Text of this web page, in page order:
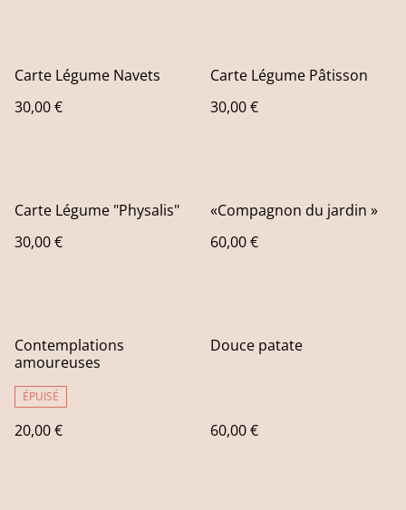
Carte Légume Navets
30,00 €
Carte Légume Pâtisson
30,00 €
Carte Légume "Physalis"
30,00 €
«Compagnon du jardin »
60,00 €
Contemplations
amoureuses
ÉPUISÉ
20,00 €
Douce patate
60,00 €